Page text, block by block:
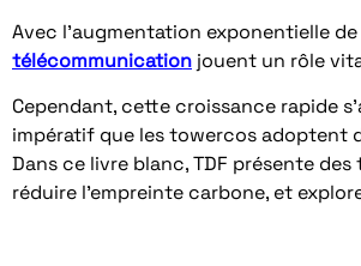
Avec l’augmentation exponentielle
télécommunication jouent un rôle
Cependant, cette croissance rapide
impératif que les towercos adoptent
Dans ce livre blanc, TDF présente
réduire l’empreinte carbone, et